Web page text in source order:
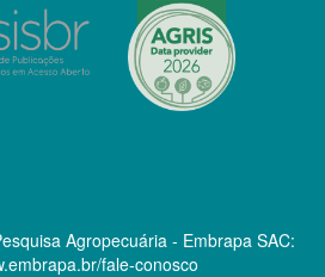
Agropecuária - Embrapa SAC:
fale-conosco